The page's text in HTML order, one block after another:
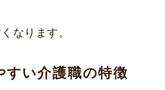
なります。
すい介護職の特徴